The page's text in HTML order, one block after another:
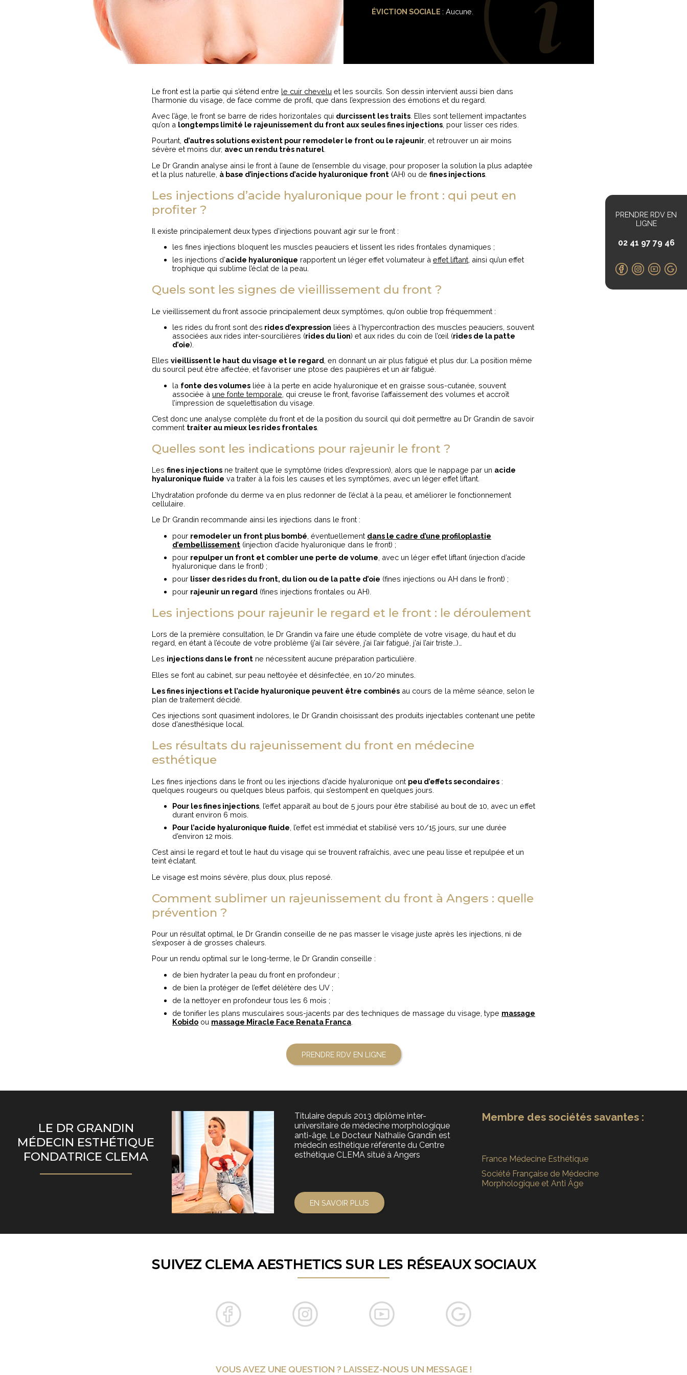
ÉVICTION SOCIALE : Aucune.
Le front est la partie qui s’étend entre le cuir chevelu et les sourcils. Son dessin intervient aussi bien dans
l’harmonie du visage, de face comme de profil, que dans l’expression des émotions et du regard.
Avec l’âge, le front se barre de rides horizontales qui durcissent les traits . Elles sont tellement impactantes
qu’on a longtemps limité le rajeunissement du front aux seules fines injections , pour lisser ces rides.
Pourtant, d’autres solutions existent pour remodeler le front ou le rajeunir , et retrouver un air moins
sévère et moins dur, avec un rendu très naturel
Le Dr Grandin analyse ainsi le front à l’aune de l’ensemble du visage, pour proposer la solution la plus adaptée
et la plus naturelle, à base d’injections d’acide hyaluronique front (AH) ou de fines injections
Les injections d’acide hyaluronique pour le front : qui peut en
profiter ?
Il existe principalement deux types d’injections pouvant agir sur le front :
les fines injections bloquent les muscles peauciers et lissent les rides frontales dynamiques ;
les injections d’acide hyaluronique rapportent un léger effet volumateur à effet liftant , ainsi qu’un effet
trophique qui sublime l’éclat de la peau.
Quels sont les signes de vieillissement du front ?
Le vieillissement du front associe principalement deux symptômes, qu’on oublie trop fréquemment :
les rides du front sont des rides d’expression liées à l‘hypercontraction des muscles peauciers, souvent
associées aux rides inter-sourcilières (rides du lion) et aux rides du coin de l’œil (rides de la patte
d’oie).
Elles vieillissent le haut du visage et le regard , en donnant un air plus fatigué et plus dur. La position même
du sourcil peut être affectée, et favoriser une ptose des paupières et un air fatigué.
la fonte des volumes liée à la perte en acide hyaluronique et en graisse sous-cutanée, souvent
associée à une fonte temporale , qui creuse le front, favorise l’affaissement des volumes et accroît
l’impression de squelettisation du visage.
C’est donc une analyse complète du front et de la position du sourcil qui doit permettre au Dr Grandin de savoir
comment traiter au mieux les rides frontales
Quelles sont les indications pour rajeunir le front ?
Les fines injections ne traitent que le symptôme (rides d’expression), alors que le nappage par un acide
hyaluronique fluide va traiter à la fois les causes et les symptômes, avec un léger effet liftant.
L’hydratation profonde du derme va en plus redonner de l’éclat à la peau, et améliorer le fonctionnement
cellulaire.
Le Dr Grandin recommande ainsi les injections dans le front :
pour remodeler un front plus bombé , éventuellement dans le cadre d’une profiloplastie
d’embellissement (injection d’acide hyaluronique dans le front) ;
pour repulper un front et combler une perte de volume , avec un léger effet liftant (injection d’acide
hyaluronique dans le front) ;
pour lisser des rides du front, du lion ou de la patte d’oie (fines injections ou AH dans le front) ;
pour rajeunir un regard (fines injections frontales ou AH).
Les injections pour rajeunir le regard et le front : le déroulement
Lors de la première consultation, le Dr Grandin va faire une étude complète de votre visage, du haut et du
regard, en étant à l’écoute de votre problème (j’ai l’air sévère, j’ai l’air fatigué, j’ai l’air triste…)…
Les injections dans le front ne nécessitent aucune préparation particulière.
Elles se font au cabinet, sur peau nettoyée et désinfectée, en 10/20 minutes.
Les fines injections et l’acide hyaluronique peuvent être combinés au cours de la même séance, selon le
plan de traitement décidé.
Ces injections sont quasiment indolores, le Dr Grandin choisissant des produits injectables contenant une petite
dose d’anesthésique local.
Les résultats du rajeunissement du front en médecine
esthétique
Les fines injections dans le front ou les injections d’acide hyaluronique ont peu d’effets secondaires :
quelques rougeurs ou quelques bleus parfois, qui s’estompent en quelques jours.
Pour les fines injections , l’effet apparaît au bout de 5 jours pour être stabilisé au bout de 10, avec un effet
durant environ 6 mois.
Pour l’acide hyaluronique fluide , l’effet est immédiat et stabilisé vers 10/15 jours, sur une durée
d’environ 12 mois.
C’est ainsi le regard et tout le haut du visage qui se trouvent rafraîchis, avec une peau lisse et repulpée et un
teint éclatant.
Le visage est moins sévère, plus doux, plus reposé.
Comment sublimer un rajeunissement du front à Angers : quelle
prévention ?
Pour un résultat optimal, le Dr Grandin conseille de ne pas masser le visage juste après les injections, ni de
s’exposer à de grosses chaleurs.
Pour un rendu optimal sur le long-terme, le Dr Grandin conseille :
de bien hydrater la peau du front en profondeur ;
de bien la protéger de l’effet délétère des UV ;
de la nettoyer en profondeur tous les 6 mois ;
de tonifier les plans musculaires sous-jacents par des techniques de massage du visage, type massage
Kobido ou massage Miracle Face Renata Franca
PRENDRE RDV EN LIGNE
LE DR GRANDIN
MÉDECIN ESTHÉTIQUE
FONDATRICE CLEMA
Titulaire depuis 2013 diplôme inter-
universitaire de médecine morphologique
anti-âge, Le Docteur Nathalie Grandin est
médecin esthétique référente du Centre
esthétique CLEMA situé à Angers
EN SAVOIR PLUS
Membre des sociétés savantes :
France Médecine Esthétique
Société Française de Médecine
Morphologique et Anti Âge
SUIVEZ CLEMA AESTHETICS SUR LES RÉSEAUX SOCIAUX
VOUS AVEZ UNE QUESTION ? LAISSEZ-NOUS UN MESSAGE !
PRENDRE RDV EN
LIGNE
02 41 97 79 46